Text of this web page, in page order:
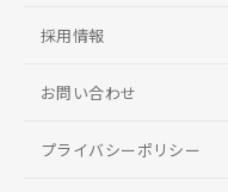
採用情報
お問い合わせ
プライバシーポリシー